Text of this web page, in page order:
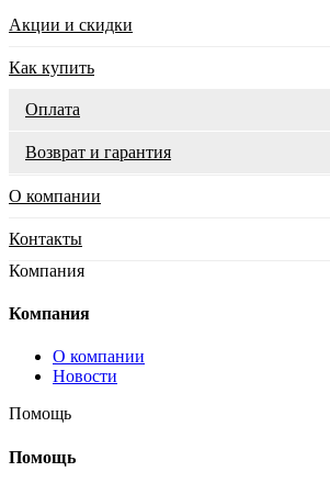
Акции и скидки
Как купить
Оплата
Возврат и гарантия
О компании
Контакты
Компания
Компания
О компании
Новости
Помощь
Помощь